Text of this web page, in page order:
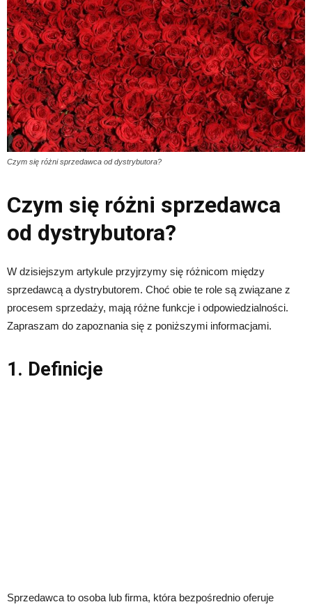
Czym się różni sprzedawca od dystrybutora?
Czym się różni sprzedawca
od dystrybutora?
W dzisiejszym artykule przyjrzymy się różnicom między
sprzedawcą a dystrybutorem. Choć obie te role są związane z
procesem sprzedaży, mają różne funkcje i odpowiedzialności.
Zapraszam do zapoznania się z poniższymi informacjami.
1. Definicje
Sprzedawca to osoba lub firma, która bezpośrednio oferuje